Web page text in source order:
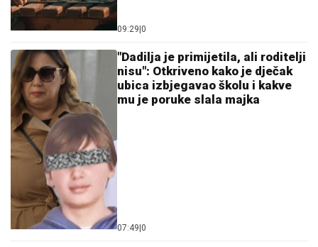
09:29|0
"Dadilja je primijetila, ali roditelji
nisu": Otkriveno kako je dječak
ubica izbjegavao školu i kakve
mu je poruke slala majka
07:49|0